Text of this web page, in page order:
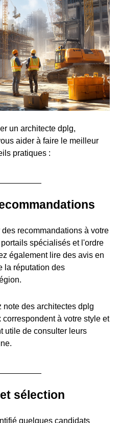
un architecte dplg,
aider à faire le meilleur
pratiques :
recommandations à votre
spécialisés et l'ordre
également lire des avis en
la réputation des
note des architectes dplg
à votre style et
utile de consulter leurs
sélection
quelques candidats